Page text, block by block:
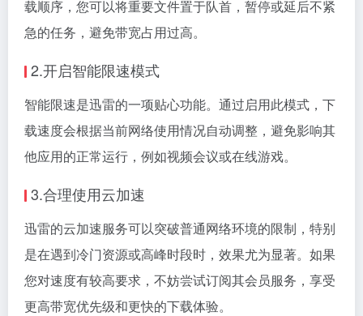
载顺序，您可以将重要文件置于队首，暂停或延后不紧
急的任务，避免带宽占用过高。
2.开启智能限速模式
智能限速是迅雷的一项贴心功能。通过启用此模式，下
载速度会根据当前网络使用情况自动调整，避免影响其
他应用的正常运行，例如视频会议或在线游戏。
3.合理使用云加速
迅雷的云加速服务可以突破普通网络环境的限制，特别
是在遇到冷门资源或高峰时段时，效果尤为显著。如果
您对速度有较高要求，不妨尝试订阅其会员服务，享受
更高带宽优先级和更快的下载体验。